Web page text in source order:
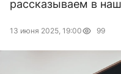
рассказываем в
13 июня 2025, 19:00 99